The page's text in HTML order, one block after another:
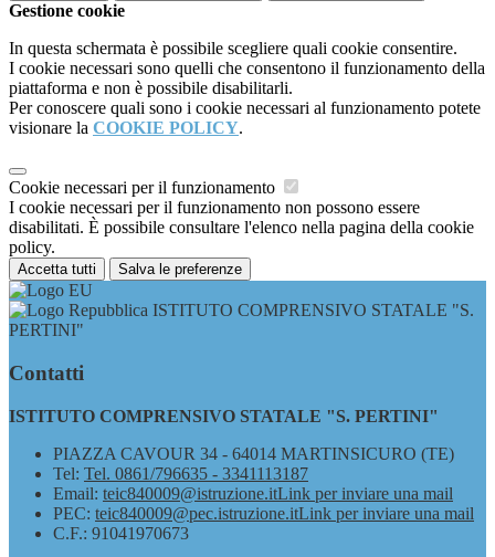
Gestione cookie
In questa schermata è possibile scegliere quali cookie consentire.
I cookie necessari sono quelli che consentono il funzionamento della
piattaforma e non è possibile disabilitarli.
Per conoscere quali sono i cookie necessari al funzionamento potete
visionare la COOKIE POLICY.
Cookie necessari per il funzionamento
I cookie necessari per il funzionamento non possono essere
disabilitati. È possibile consultare l'elenco nella pagina della cookie
policy.
Accetta tutti Salva le preferenze
ISTITUTO COMPRENSIVO STATALE "S.
PERTINI"
Contatti
ISTITUTO COMPRENSIVO STATALE "S. PERTINI"
PIAZZA CAVOUR 34 - 64014 MARTINSICURO (TE)
Tel: Tel. 0861/796635 - 3341113187
Email: teic840009@istruzione.itLink per inviare una mail
PEC: teic840009@pec.istruzione.itLink per inviare una mail
C.F.: 91041970673